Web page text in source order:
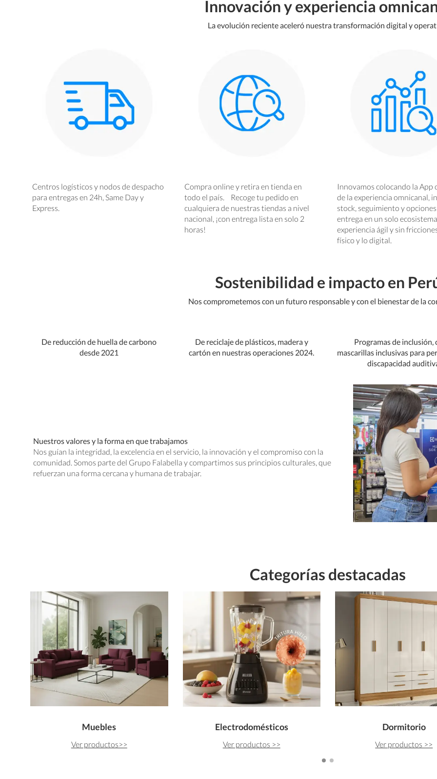
Innovación y experiencia
La evolución reciente aceleró nuestra transformación digital y
Centros logísticos y nodos de despacho
para entregas en 24h, Same Day y
Express.
Compra online y retira en tienda en
todo el país. Recoge tu pedido en
cualquiera de nuestras tiendas a nivel
nacional, ¡con entrega lista en solo 2
horas!
Innovamos colocando la App
de la experiencia omnicanal,
stock, seguimiento y
entrega en un solo
experiencia ágil y sin
físico y lo digital.
Sostenibilidad e impacto en
Nos comprometemos con un futuro responsable y con el bienestar de la
De reducción de huella de carbono
desde 2021
De reciclaje de plásticos, madera y
cartón en nuestras operaciones 2024.
Programas de inclusión,
mascarillas inclusivas para
discapacidad
Nuestros valores y la forma en que trabajamos
Nos guían la integridad, la excelencia en el servicio, la innovación y el compromiso con la
comunidad. Somos parte del Grupo Falabella y compartimos sus principios culturales, que
refuerzan una forma cercana y humana de trabajar.
Categorías destacadas
Muebles
Ver productos>>
Electrodomésticos
Ver productos >>
Dormitorio
Ver productos >>